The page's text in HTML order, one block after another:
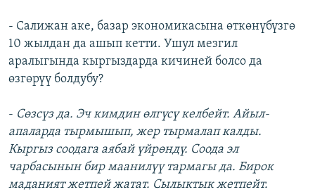
- Салижан аке, базар экономикасына өткөнүбүзгө
10 жылдан да ашып кетти. Ушул мезгил
аралыгында кыргыздарда кичиней болсо да
өзгөрүү болдубу?
- Сөзсүз да. Эч кимдин өлгүсү келбейт. Айыл-
апаларда тырмышып, жер тырмалап калды.
Кыргыз соодага аябай үйрөндү. Соода эл
чарбасынын бир маанилүү тармагы да. Бирок
маданият жетпей жатат. Сылыктык жетпейт.